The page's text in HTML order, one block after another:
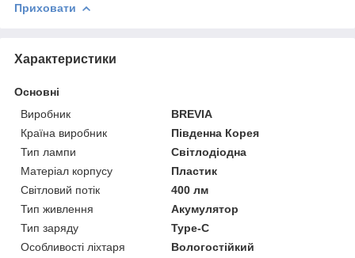
Приховати
Характеристики
Основні
Виробник
BREVIA
Країна виробник
Південна Корея
Тип лампи
Світлодіодна
Матеріал корпусу
Пластик
Світловий потік
400 лм
Тип живлення
Акумулятор
Тип заряду
Type-C
Особливості ліхтаря
Вологостійкий